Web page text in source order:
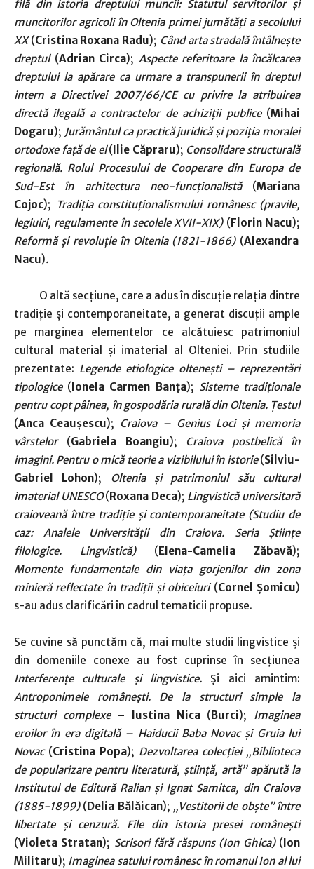
filă din istoria dreptului muncii: Statutul servitorilor și
muncitorilor agricoli în Oltenia primei jumătăți a secolului
XX(Cristina Roxana Radu); Când arta stradală întâlnește
dreptul(Adrian Circa); Aspecte referitoare la încălcarea
dreptului la apărare ca urmare a transpunerii în dreptul
intern a Directivei 2007/66/CE cu privire la atribuirea
directă ilegală a contractelor de achiziții publice(Mihai
Dogaru); Jurământul ca practică juridică și poziția moralei
ortodoxe față de el(Ilie Căpraru); Consolidare structurală
regională. Rolul Procesului de Cooperare din Europa de
Sud-Est în arhitectura neo-funcționalistă(Mariana
Cojoc); Tradiția constituționalismului românesc (pravile,
legiuiri, regulamente în secolele XVII-XIX)(Florin Nacu);
Reformă și revoluție în Oltenia (1821-1866)(Alexandra
Nacu).
O altă secțiune, care a adus în discuție relația dintre
tradiție și contemporaneitate, a generat discuții ample
pe marginea elementelor ce alcătuiesc patrimoniul
cultural material și imaterial al Olteniei. Prin studiile
prezentate: Legende etiologice oltenești – reprezentări
tipologice(Ionela Carmen Banța); Sisteme tradiționale
pentru copt pâinea, în gospodăria rurală din Oltenia. Țestul
(Anca Ceaușescu); Craiova – Genius Loci și memoria
vârstelor(Gabriela Boangiu); Craiova postbelică în
imagini. Pentru o mică teorie a vizibilului în istorie(Silviu-
Gabriel Lohon); Oltenia și patrimoniul său cultural
imaterial UNESCO(Roxana Deca); Lingvistică universitară
craioveană între tradiție și contemporaneitate (Studiu de
caz: Analele Universității din Craiova. Seria Științe
filologice. Lingvistică) (Elena-Camelia Zăbavă);
Momente fundamentale din viața gorjenilor din zona
minieră reflectate în tradiții și obiceiuri (Cornel Șomîcu)
s-au adus clarificări în cadrul tematicii propuse.
Se cuvine să punctăm că, mai multe studii lingvistice și
din domeniile conexe au fost cuprinse în secțiunea
Interferențe culturale și lingvistice. Și aici amintim:
Antroponimele românești. De la structuri simple la
structuri complexe– Iustina Nica (Burci); Imaginea
eroilor în era digitală – Haiducii Baba Novac și Gruia lui
Novac (Cristina Popa); Dezvoltarea colecției „Biblioteca
de popularizare pentru literatură, știință, artă” apărută la
Institutul de Editură Ralian și Ignat Samitca, din Craiova
(1885-1899)(Delia Bălăican); „Vestitorii de obște” între
libertate și cenzură. File din istoria presei românești
(Violeta Stratan); Scrisori fără răspuns (Ion Ghica)(Ion
Militaru); Imaginea satului românesc în romanul Ion al lui